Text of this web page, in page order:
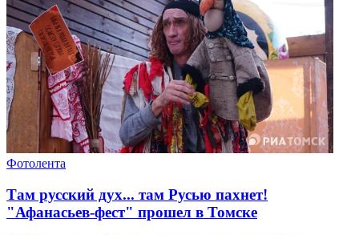
Фотолента
Там русский дух... там Русью пахнет!
"Афанасьев-фест" прошел в Томске